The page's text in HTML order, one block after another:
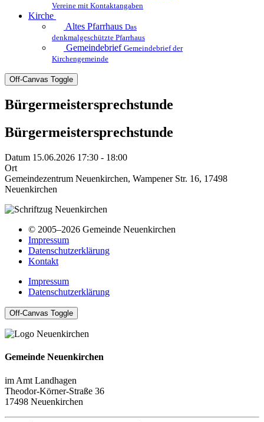
Vereine mit Kontaktangaben
Kirche
Altes Pfarrhaus Das
denkmalgeschützte Pfarrhaus
Gemeindebrief Gemeindebrief der
Kirchengemeinde
Off-Canvas Toggle
Bürgermeistersprechstunde
Bürgermeistersprechstunde
Datum 15.06.2026 17:30 - 18:00
Ort
Gemeindezentrum Neuenkirchen, Wampener Str. 16, 17498
Neuenkirchen
© 2005–2026 Gemeinde Neuenkirchen
Impressum
Datenschutzerklärung
Kontakt
Impressum
Datenschutzerklärung
Off-Canvas Toggle
Gemeinde Neuenkirchen
im Amt Landhagen
Theodor-Körner-Straße 36
17498 Neuenkirchen